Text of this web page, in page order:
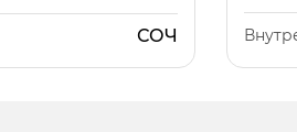
СОЧ